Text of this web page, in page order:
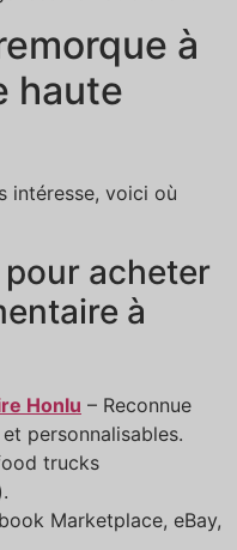
à
haute
intéresse, voici où
acheter
à
Honlu – Reconnue
personnalisables.
trucks
Marketplace, eBay,